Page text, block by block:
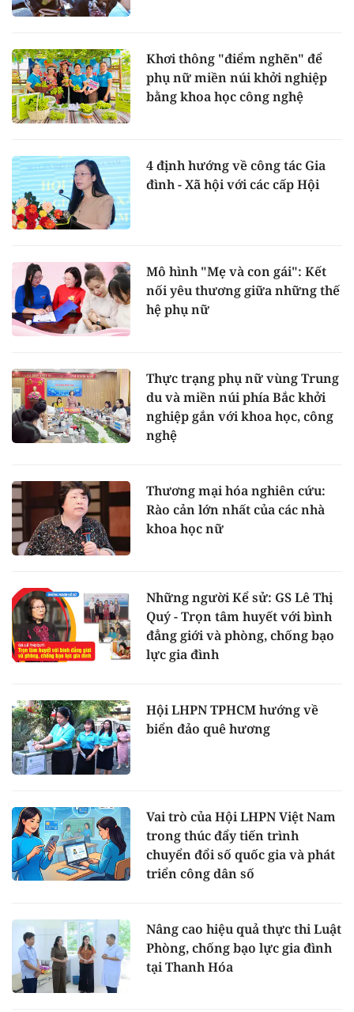
Khơi thông "điểm nghẽn" để
phụ nữ miền núi khởi nghiệp
bằng khoa học công nghệ
4 định hướng về công tác Gia
đình - Xã hội với các cấp Hội
Mô hình "Mẹ và con gái": Kết
nối yêu thương giữa những thế
hệ phụ nữ
Thực trạng phụ nữ vùng Trung
du và miền núi phía Bắc khởi
nghiệp gắn với khoa học, công
nghệ
Thương mại hóa nghiên cứu:
Rào cản lớn nhất của các nhà
khoa học nữ
Những người Kể sử: GS Lê Thị
Quý - Trọn tâm huyết với bình
đẳng giới và phòng, chống bạo
lực gia đình
Hội LHPN TPHCM hướng về
biển đảo quê hương
Vai trò của Hội LHPN Việt Nam
trong thúc đẩy tiến trình
chuyển đổi số quốc gia và phát
triển công dân số
Nâng cao hiệu quả thực thi Luật
Phòng, chống bạo lực gia đình
tại Thanh Hóa